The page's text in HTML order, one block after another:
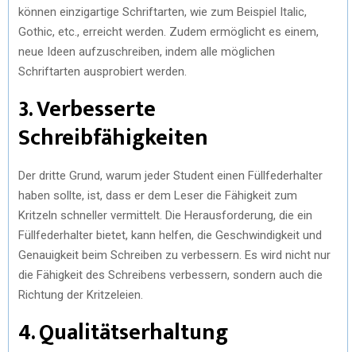
können einzigartige Schriftarten, wie zum Beispiel Italic,
Gothic, etc., erreicht werden. Zudem ermöglicht es einem,
neue Ideen aufzuschreiben, indem alle möglichen
Schriftarten ausprobiert werden.
3. Verbesserte
Schreibfähigkeiten
Der dritte Grund, warum jeder Student einen Füllfederhalter
haben sollte, ist, dass er dem Leser die Fähigkeit zum
Kritzeln schneller vermittelt. Die Herausforderung, die ein
Füllfederhalter bietet, kann helfen, die Geschwindigkeit und
Genauigkeit beim Schreiben zu verbessern. Es wird nicht nur
die Fähigkeit des Schreibens verbessern, sondern auch die
Richtung der Kritzeleien.
4. Qualitätserhaltung